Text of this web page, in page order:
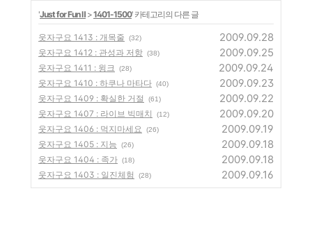
'Just for Fun Ⅱ >1401-1500' 카테고리의 다른 글
웃자구요 1413 : 개목줄 (32) 2009.09.28
웃자구요 1412 : 관성과 저항 (38) 2009.09.25
웃자구요 1411 : 윙크 (28) 2009.09.24
웃자구요 1410 : 하쿠나 마타다 (40) 2009.09.23
웃자구요 1409 : 확실한 거절 (61) 2009.09.22
웃자구요 1407 : 라이브 빅매치 (12) 2009.09.20
웃자구요 1406 : 먹지마세요 (26) 2009.09.19
웃자구요 1405 : 지능 (26) 2009.09.18
웃자구요 1404 : 족가 (18) 2009.09.18
웃자구요 1403 : 일진체험 (28) 2009.09.16